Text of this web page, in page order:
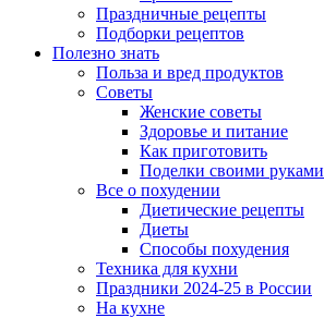
Праздничные рецепты
Подборки рецептов
Полезно знать
Польза и вред продуктов
Советы
Женские советы
Здоровье и питание
Как приготовить
Поделки своими руками
Все о похудении
Диетические рецепты
Диеты
Способы похудения
Техника для кухни
Праздники 2024-25 в России
На кухне